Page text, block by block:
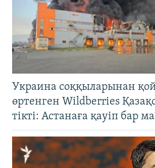
Украина соққыларынан
өртенген Wildberries
тікті: Астанаға қауіп бар